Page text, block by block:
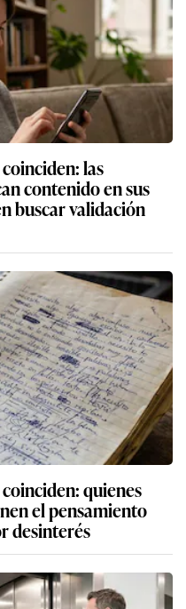
las
contenido en sus
buscar validación
quienes
el pensamiento
desinterés